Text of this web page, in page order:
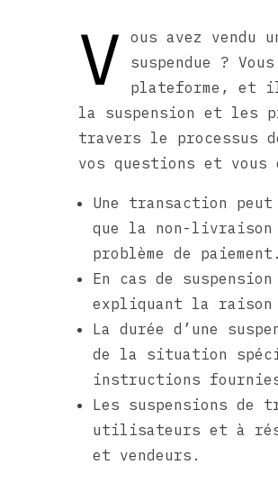
V
ous avez vendu
suspendue ?
plateforme, et il
la suspension et les
travers le processus
vos questions et
Une transaction
que la non-
problème de paiement.
En cas de
expliquant la raison
La durée d’une
de la situation
instructions
Les suspensions
utilisateurs et à
et vendeurs.